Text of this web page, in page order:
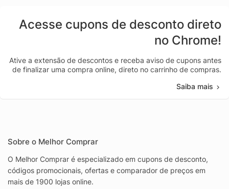
Acesse cupons de desconto direto
no Chrome!
Ative a extensão de descontos e receba aviso de cupons antes
de finalizar uma compra online, direto no carrinho de compras.
Saiba mais
Sobre o Melhor Comprar
O Melhor Comprar é especializado em cupons de desconto,
códigos promocionais, ofertas e comparador de preços em
mais de 1900 lojas online.